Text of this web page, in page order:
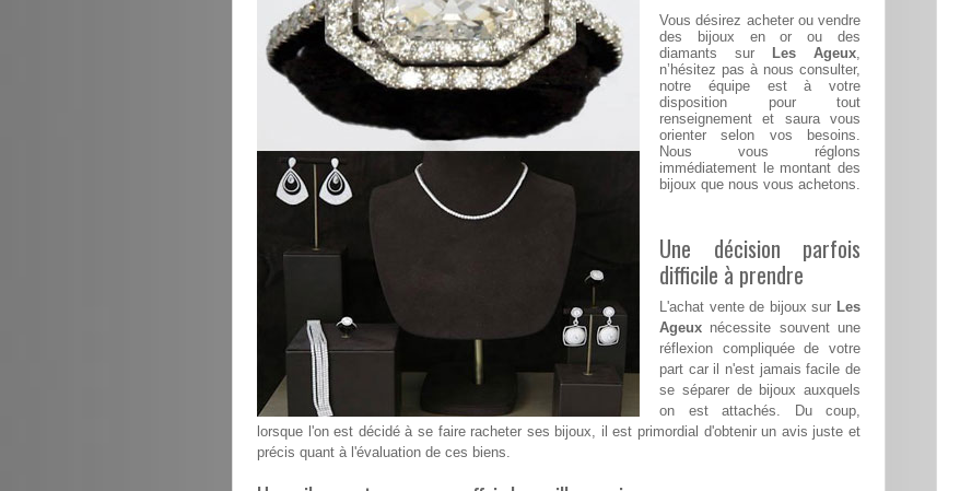
Vous désirez acheter ou vendre
des bijoux en or ou des
diamants sur
Les Ageux,
n’hésitez pas à nous consulter,
notre équipe est à votre
disposition pour tout
renseignement et saura vous
orienter selon vos besoins.
Nous vous réglons
immédiatement le montant des
bijoux que nous vous achetons.
Une décision parfois
difficile à prendre
L'achat vente de bijoux sur Les
Ageux nécessite souvent une
réflexion compliquée de votre
part car il n'est jamais facile de
se séparer de bijoux auxquels
on est attachés. Du coup,
lorsque l'on est décidé à se faire racheter ses bijoux, il est primordial d'obtenir un avis juste et
précis quant à l'évaluation de ces biens.